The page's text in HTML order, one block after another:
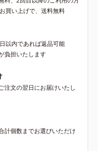
買い上げで、送料無料
以内であれば返品可能
負担いたします
注文の翌日にお届けいたし
計個数までお選びいただけ